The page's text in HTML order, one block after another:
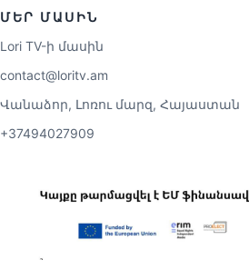
ՄԵՐ ՄԱՍԻՆ
Lori TV-ի մասին
contact@loritv.am
Վանաձոր, Լոռու մարզ, Հայաստան
+37494027909